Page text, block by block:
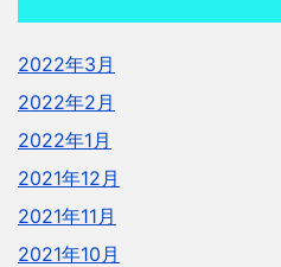
2022年3月
2022年2月
2022年1月
2021年12月
2021年11月
2021年10月